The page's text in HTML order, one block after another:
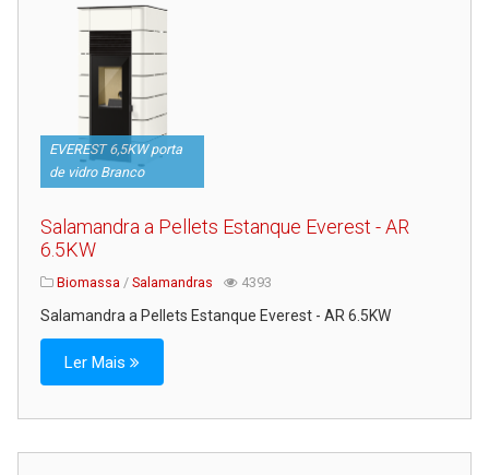
Armazém e Logística
As Nossas Dicas
EVEREST 6,5KW porta
de vidro Branco
Salamandra a Pellets Estanque Everest - AR
6.5KW
Biomassa/ Salamandras 4393
Salamandra a Pellets Estanque Everest - AR 6.5KW
Ler Mais